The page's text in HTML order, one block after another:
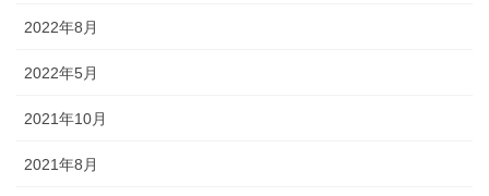
2022年8月
2022年5月
2021年10月
2021年8月
懸帯・祭り前かけ